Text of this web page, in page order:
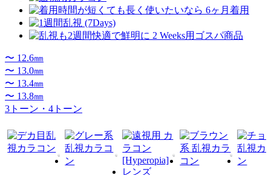
〜 12.6㎜
〜 13.0㎜
〜 13.4㎜
〜 13.8㎜
3トーン・4トーン